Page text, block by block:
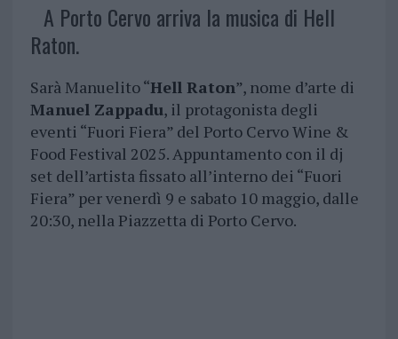
A Porto Cervo arriva la musica di Hell
Raton.
Sarà Manuelito “Hell Raton”, nome d’arte di
Manuel Zappadu, il protagonista degli
eventi “Fuori Fiera” del Porto Cervo Wine &
Food Festival 2025. Appuntamento con il dj
set dell’artista fissato all’interno dei “Fuori
Fiera” per venerdì 9 e sabato 10 maggio, dalle
20:30, nella Piazzetta di Porto Cervo.